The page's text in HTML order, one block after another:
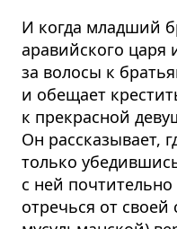
И когда младший
аравийского царя
за волосы к
и обещает
к прекрасной
Он рассказывает,
только
с ней
отречься от своей